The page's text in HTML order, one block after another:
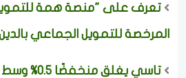
تعرف على "منصة همة
المرخصة للتمويل الجماعي